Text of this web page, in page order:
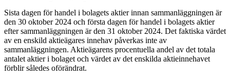
Sista dagen för handel i bolagets aktier innan sammanläggningen är
den 30 oktober 2024 och första dagen för handel i bolagets aktier
efter sammanläggningen är den 31 oktober 2024. Det faktiska värdet
av en enskild aktieägares innehav påverkas inte av
sammanläggningen. Aktieägarens procentuella andel av det totala
antalet aktier i bolaget och värdet av det enskilda aktieinnehavet
förblir således oförändrat.